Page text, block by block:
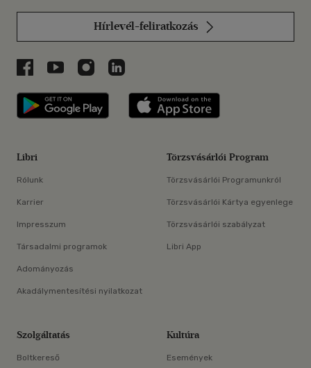
Hírlevél-feliratkozás
Libri a Facebookon
Libri a Youtube-on
Libri az Instagramon
Libri a LinkedInen
Libri applikáció Szerezd meg: Google
Libri
Rólunk
Karrier
Impresszum
Társadalmi programok
Adományozás
Akadálymentesítési nyilatkozat
Törzsvásárlói Program
Törzsvásárlói Programunkról
Törzsvásárlói Kártya egyenlege
Törzsvásárlói szabályzat
Libri App
Szolgáltatás
Boltkereső
Kultúra
Események